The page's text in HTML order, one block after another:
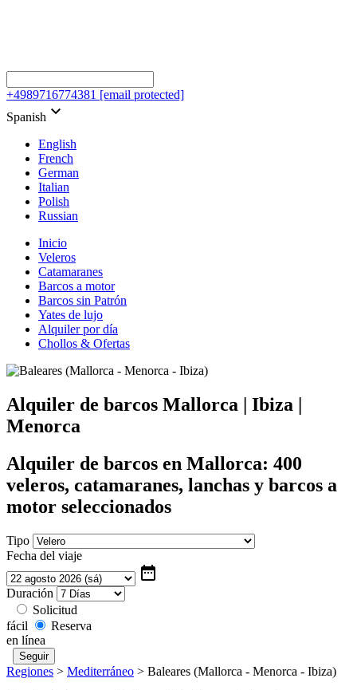
+4989716774381 [email protected]
Spanish keyboard_arrow_down
English
French
German
Italian
Polish
Russian
Inicio
Veleros
Catamaranes
Barcos a motor
Barcos sin Patrón
Yates de lujo
Alquiler por día
Chollos & Ofertas
Alquiler de barcos Mallorca | Ibiza |
Menorca
Alquiler de barcos en Mallorca: 400
veleros, catamaranes, lanchas y barcos a
motor seleccionados
Tipo
Fecha del viaje
date_range
Duración
Solicitud
fácil
Reserva
en línea
Regiones > Mediterráneo > Baleares (Mallorca - Menorca - Ibiza)